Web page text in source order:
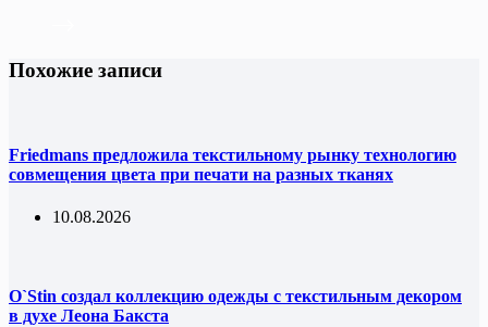
Похожие записи
Friedmans предложила текстильному рынку технологию
совмещения цвета при печати на разных тканях
10.08.2026
O`Stin создал коллекцию одежды с текстильным декором
в духе Леона Бакста